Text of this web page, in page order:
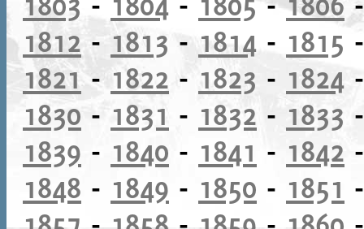
1812 - 1813 - 1814 - 1815
1821- 1822 - 1823 - 1824
1830 - 1831 - 1832 - 1833
1839 - 1840 - 1841 - 1842
1848 - 1849 - 1850 - 1851